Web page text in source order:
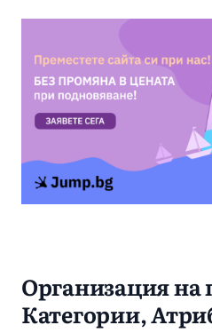
Организация на
Категории,